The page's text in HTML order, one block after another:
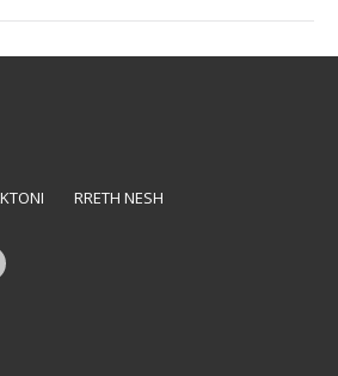
RRETH NESH